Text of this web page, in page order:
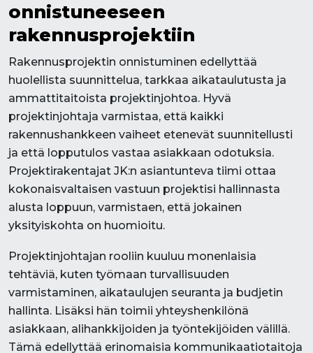
onnistuneeseen
rakennusprojektiin
Rakennusprojektin onnistuminen edellyttää
huolellista suunnittelua, tarkkaa aikataulutusta ja
ammattitaitoista projektinjohtoa. Hyvä
projektinjohtaja varmistaa, että kaikki
rakennushankkeen vaiheet etenevät suunnitellusti
ja että lopputulos vastaa asiakkaan odotuksia.
Projektirakentajat JK:n asiantunteva tiimi ottaa
kokonaisvaltaisen vastuun projektisi hallinnasta
alusta loppuun, varmistaen, että jokainen
yksityiskohta on huomioitu.
Projektinjohtajan rooliin kuuluu monenlaisia
tehtäviä, kuten työmaan turvallisuuden
varmistaminen, aikataulujen seuranta ja budjetin
hallinta. Lisäksi hän toimii yhteyshenkilönä
asiakkaan, alihankkijoiden ja työntekijöiden välillä.
Tämä edellyttää erinomaisia kommunikaatiotaitoja